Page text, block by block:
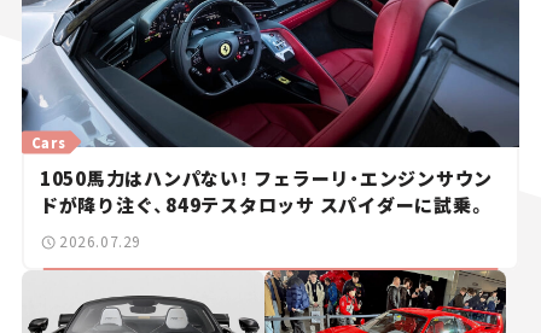
Cars
1050馬力はハンパない！ フェラーリ・エンジンサウン
ドが降り注ぐ、849テスタロッサ スパイダーに試乗。
2026.07.29